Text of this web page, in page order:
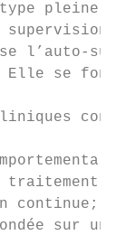
pleine
l’auto-
se
traitement;
continue;
sur un